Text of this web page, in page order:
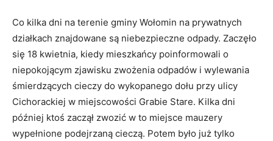
Co kilka dni na terenie gminy Wołomin na prywatnych
działkach znajdowane są niebezpieczne odpady. Zaczęło
się 18 kwietnia, kiedy mieszkańcy poinformowali o
niepokojącym zjawisku zwożenia odpadów i wylewania
śmierdzących cieczy do wykopanego dołu przy ulicy
Cichorackiej w miejscowości Grabie Stare. Kilka dni
później ktoś zaczął zwozić w to miejsce mauzery
wypełnione podejrzaną cieczą. Potem było już tylko